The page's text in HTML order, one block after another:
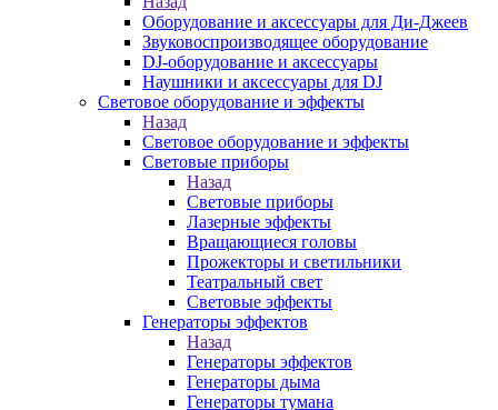
Оборудование и аксессуары для Ди-Джеев
Звуковоспроизводящее оборудование
DJ-оборудование и аксессуары
Наушники и аксессуары для DJ
Световое оборудование и эффекты
Назад
Световое оборудование и эффекты
Световые приборы
Назад
Световые приборы
Лазерные эффекты
Вращающиеся головы
Прожекторы и светильники
Театральный свет
Световые эффекты
Генераторы эффектов
Назад
Генераторы эффектов
Генераторы дыма
Генераторы тумана